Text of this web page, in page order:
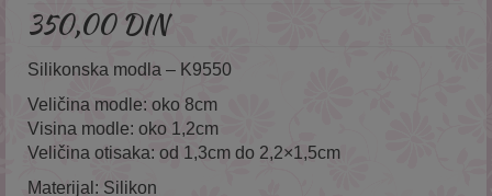
350,00 DIN
Silikonska modla – K9550
Veličina modle: oko 8cm
Visina modle: oko 1,2cm
Veličina otisaka: od 1,3cm do 2,2×1,5cm
Materijal: Silikon